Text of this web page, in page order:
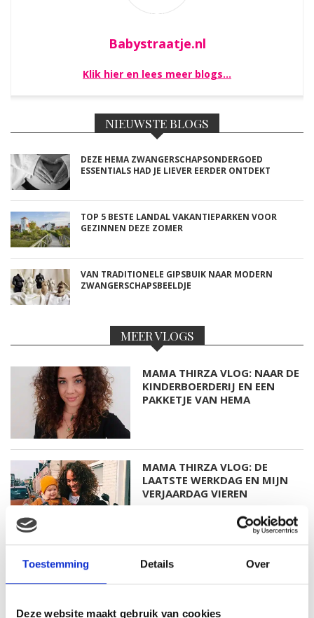
Toestemming Details Over
Deze website maakt gebruik van cookies
Babystraatje.nl
Klik hier en lees meer blogs…
NIEUWSTE BLOGS
DEZE HEMA ZWANGERSCHAPSONDERGOED
ESSENTIALS HAD JE LIEVER EERDER ONTDEKT
TOP 5 BESTE LANDAL VAKANTIEPARKEN VOOR
GEZINNEN DEZE ZOMER
VAN TRADITIONELE GIPSBUIK NAAR MODERN
ZWANGERSCHAPSBEELDJE
MEER VLOGS
MAMA THIRZA VLOG: NAAR DE
KINDERBOERDERIJ EN EEN
PAKKETJE VAN HEMA
MAMA THIRZA VLOG: DE
LAATSTE WERKDAG EN MIJN
VERJAARDAG VIEREN
MAMA THIRZA VLOG: HET IS